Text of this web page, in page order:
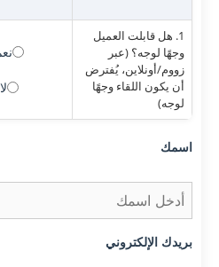
1. هل قابلت العميل
وجهًا لوجه؟ (عبر
زووم/أونلاين، يُفترض
أن يكون اللقاء وجهًا
لوجه)
نعم
لا
اسمك
بريدك الإلكتروني